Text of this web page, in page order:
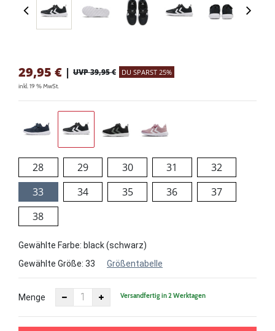
29,95 € | UVP 39,95 € DU SPARST 25%
inkl. 19 % MwSt.
28 29 30 31
32
33
34 35 36
37
38
Gewählte Farbe: black (schwarz)
Gewählte Größe: 33 Größentabelle
Menge Versandfertig in 2 Werktagen